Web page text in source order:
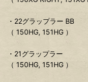
・22グラップラー BB
（ 150HG, 151HG ）
・21グラップラー
（ 150HG, 151HG ）